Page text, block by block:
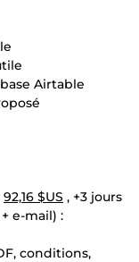
Airtable
92,16 $US , +3 jours
e-mail) :
conditions,